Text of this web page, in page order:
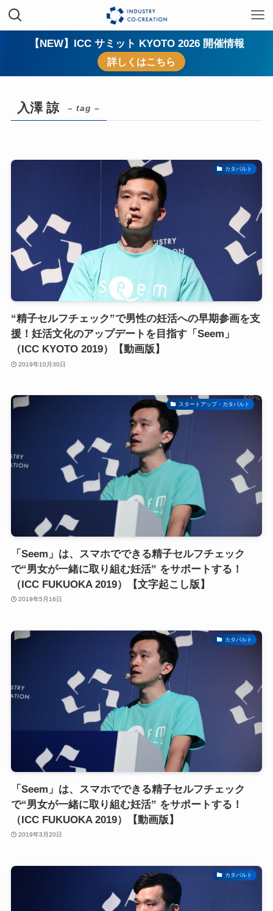
【NEW】ICC サミット KYOTO 2026 開催情報
詳しくはこちら
入澤 諒 – tag –
カタパルト
“精子セルフチェック”で男性の妊活への早期参画を支
援！妊活文化のアップデートを目指す「Seem」
（ICC KYOTO 2019）【動画版】
2019年10月30日
スタートアップ・カタパルト
「Seem」は、スマホでできる精子セルフチェック
で“男女が一緒に取り組む妊活” をサポートする！
（ICC FUKUOKA 2019）【文字起こし版】
2019年5月16日
カタパルト
「Seem」は、スマホでできる精子セルフチェック
で“男女が一緒に取り組む妊活” をサポートする！
（ICC FUKUOKA 2019）【動画版】
2019年3月20日
カタパルト